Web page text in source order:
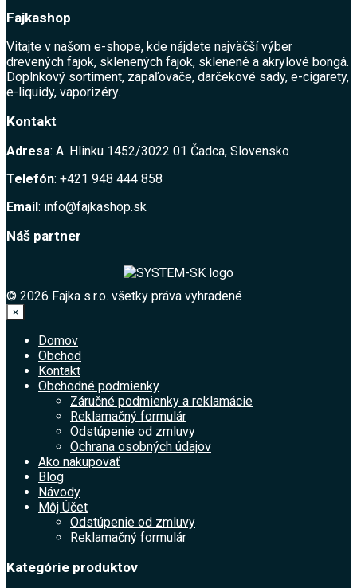
Fajkashop
Vitajte v našom e-shope, kde nájdete najväčší výber
drevených fajok, sklenených fajok, sklenené a akrylové bongá.
Doplnkový sortiment, zapaľovače, darčekové sady, e-cigarety,
e-liquidy, vaporizéry.
Kontakt
Adresa: A. Hlinku 1452/3022 01 Čadca, Slovensko
Telefón: +421 948 444 858
Email: info@fajkashop.sk
Náš partner
© 2026 Fajka s.r.o. všetky práva vyhradené
×
Domov
Obchod
Kontakt
Obchodné podmienky
Záručné podmienky a reklamácie
Reklamačný formulár
Odstúpenie od zmluvy
Ochrana osobných údajov
Ako nakupovať
Blog
Návody
Môj Účet
Odstúpenie od zmluvy
Reklamačný formulár
Kategórie produktov